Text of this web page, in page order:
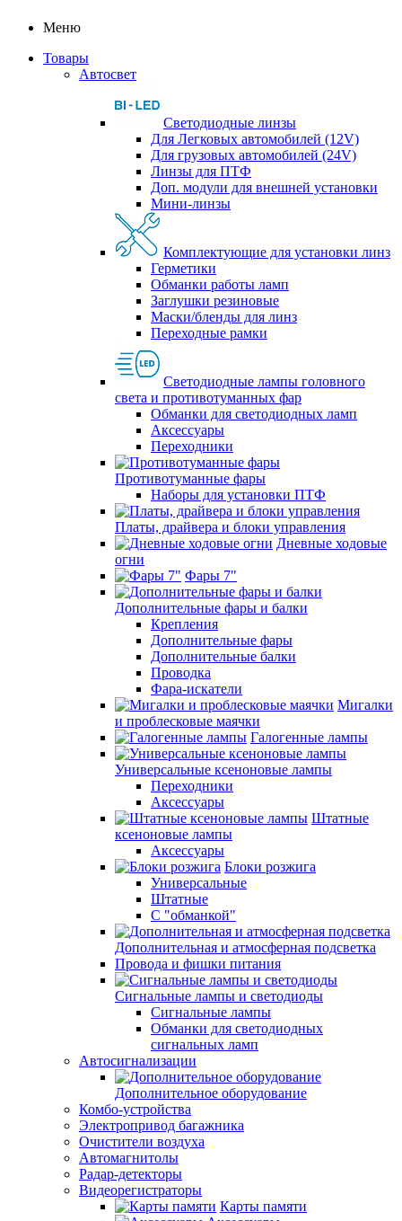
Меню
Товары
Автосвет
Светодиодные линзы
Для Легковых автомобилей (12V)
Для грузовых автомобилей (24V)
Линзы для ПТФ
Доп. модули для внешней установки
Мини-линзы
Комплектующие для установки линз
Герметики
Обманки работы ламп
Заглушки резиновые
Маски/бленды для линз
Переходные рамки
Светодиодные лампы головного
света и противотуманных фар
Обманки для светодиодных ламп
Аксессуары
Переходники
Противотуманные фары
Наборы для установки ПТФ
Платы, драйвера и блоки управления
Дневные ходовые
огни
Фары 7"
Дополнительные фары и балки
Крепления
Дополнительные фары
Дополнительные балки
Проводка
Фара-искатели
Мигалки
и проблесковые маячки
Галогенные лампы
Универсальные ксеноновые лампы
Переходники
Аксессуары
Штатные
ксеноновые лампы
Аксессуары
Блоки розжига
Универсальные
Штатные
С "обманкой"
Дополнительная и атмосферная подсветка
Провода и фишки питания
Cигнальные лампы и светодиоды
Сигнальные лампы
Обманки для светодиодных
сигнальных ламп
Автосигнализации
Дополнительное оборудование
Комбо-устройства
Электропривод багажника
Очистители воздуха
Автомагнитолы
Радар-детекторы
Видеорегистраторы
Карты памяти